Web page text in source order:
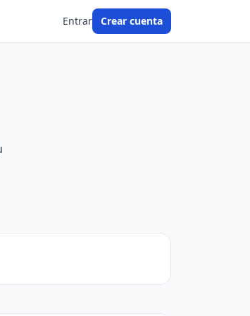
Entrar Crear cuenta